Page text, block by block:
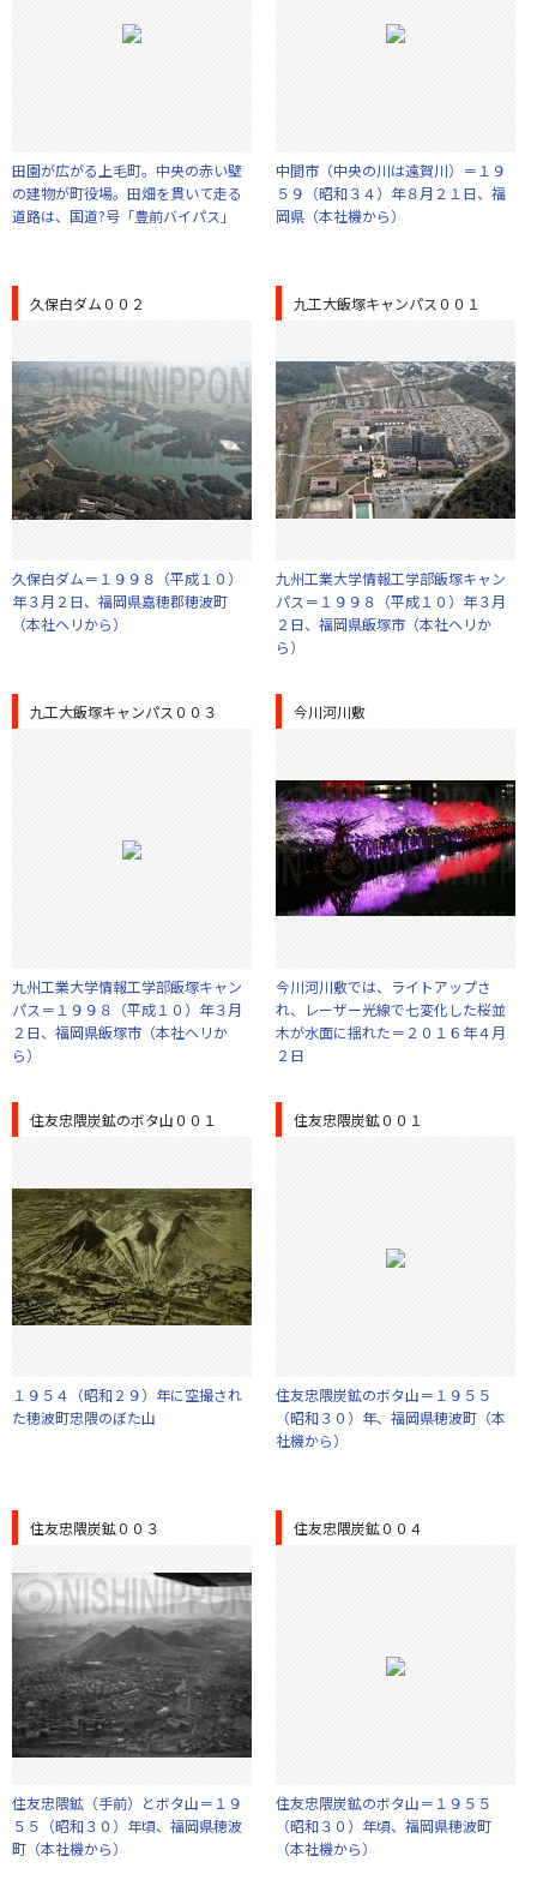
田園が広がる上毛町。中央の赤い壁
の建物が町役場。田畑を貫いて走る
道路は、国道?号「豊前バイパス」
中間市（中央の川は遠賀川）＝１９
５９（昭和３４）年８月２１日、福
岡県（本社機から）
久保白ダム００２
久保白ダム＝１９９８（平成１０）
年３月２日、福岡県嘉穂郡穂波町
（本社ヘリから）
九工大飯塚キャンパス００１
九州工業大学情報工学部飯塚キャン
パス＝１９９８（平成１０）年３月
２日、福岡県飯塚市（本社ヘリか
ら）
九工大飯塚キャンパス００３
九州工業大学情報工学部飯塚キャン
パス＝１９９８（平成１０）年３月
２日、福岡県飯塚市（本社ヘリか
ら）
今川河川敷
今川河川敷では、ライトアップさ
れ、レーザー光線で七変化した桜並
木が水面に揺れた＝２０１６年４月
２日
住友忠隈炭鉱のボタ山００１
１９５４（昭和２９）年に空撮され
た穂波町忠隈のぼた山
住友忠隈炭鉱００１
住友忠隈炭鉱のボタ山＝１９５５
（昭和３０）年、福岡県穂波町（本
社機から）
住友忠隈炭鉱００３
住友忠隈鉱（手前）とボタ山＝１９
５５（昭和３０）年頃、福岡県穂波
町（本社機から）
住友忠隈炭鉱００４
住友忠隈炭鉱のボタ山＝１９５５
（昭和３０）年頃、福岡県穂波町
（本社機から）